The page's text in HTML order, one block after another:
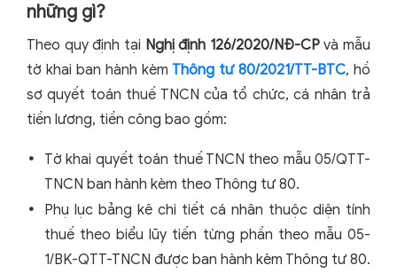
những gì?
Theo quy định tại Nghị định 126/2020/NĐ-CPvà mẫu
tờ khai ban hành kèm Thông tư 80/2021/TT-BTC, hồ
sơ quyết toán thuế TNCN của tổ chức, cá nhân trả
tiền lương, tiền công bao gồm:
Tờ khai quyết toán thuế TNCN theo mẫu 05/QTT-
TNCN ban hành kèm theo Thông tư 80.
Phụ lục bảng kê chi tiết cá nhân thuộc diện tính
thuế theo biểu lũy tiến từng phần theo mẫu 05-
1/BK-QTT-TNCN được ban hành kèm Thông tư 80.